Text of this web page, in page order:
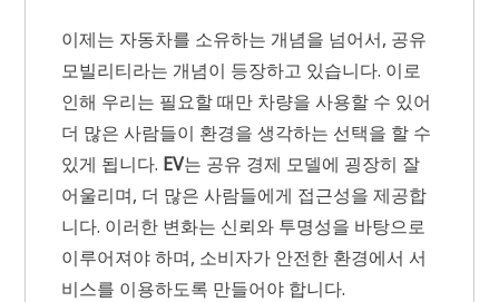
이제는 자동차를 소유하는 개념을 넘어서, 공유
모빌리티라는 개념이 등장하고 있습니다. 이로
인해 우리는 필요할 때만 차량을 사용할 수 있어
더 많은 사람들이 환경을 생각하는 선택을 할 수
있게 됩니다. EV는 공유 경제 모델에 굉장히 잘
어울리며, 더 많은 사람들에게 접근성을 제공합
니다. 이러한 변화는 신뢰와 투명성을 바탕으로
이루어져야 하며, 소비자가 안전한 환경에서 서
비스를 이용하도록 만들어야 합니다.